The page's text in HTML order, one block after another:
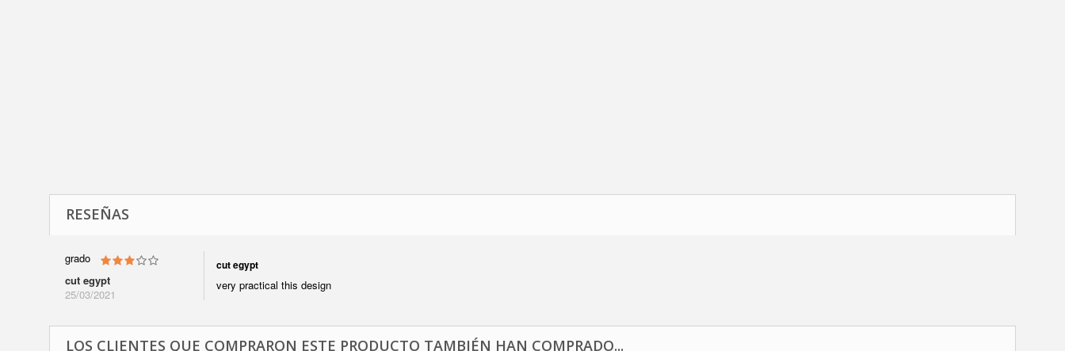
RESEÑAS
grado
cut egypt
25/03/2021
cut egypt
very practical this design
LOS CLIENTES QUE COMPRARON ESTE PRODUCTO TAMBIÉN HAN COMPRADO...